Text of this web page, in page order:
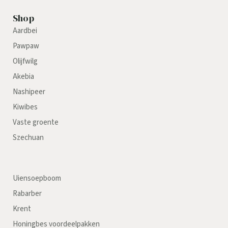
Shop
Aardbei
Pawpaw
Olijfwilg
Akebia
Nashipeer
Kiwibes
Vaste groente
Szechuan
Uiensoepboom
Rabarber
Krent
Honingbes voordeelpakken